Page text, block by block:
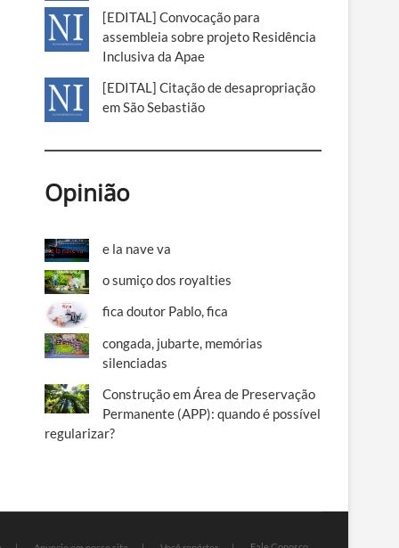
[EDITAL] Convocação para
assembleia sobre projeto Residência
Inclusiva da Apae
[EDITAL] Citação de desapropriação
em São Sebastião
Opinião
e la nave va
o sumiço dos royalties
fica doutor Pablo, fica
congada, jubarte, memórias
silenciadas
Construção em Área de Preservação
Permanente (APP): quando é possível
regularizar?